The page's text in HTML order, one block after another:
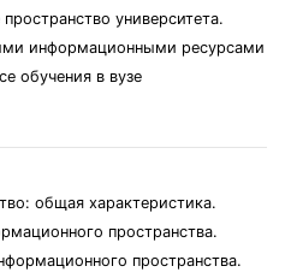
университета.
информационными ресурсами
обучения в вузе
общая характеристика.
пространства.
пространства.